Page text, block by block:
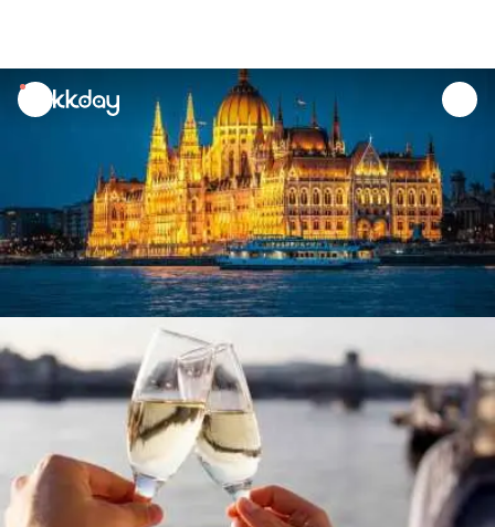
unread
notifications